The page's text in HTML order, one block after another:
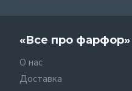
«Все про фарфор»
О нас
Доставка